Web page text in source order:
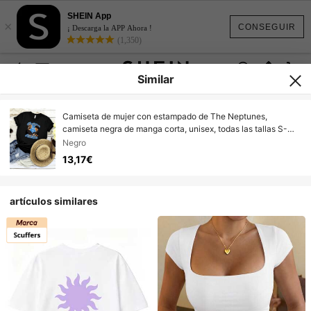
CONSEGUIR
×
SHEIN App
¡ Descarga la APP Ahora !
(1,350)
Similar
Camiseta de mujer con estampado de The Neptunes,
camiseta negra de manga corta, unisex, todas las tallas S-
5XL TA5337
Negro
13,17€
artículos similares